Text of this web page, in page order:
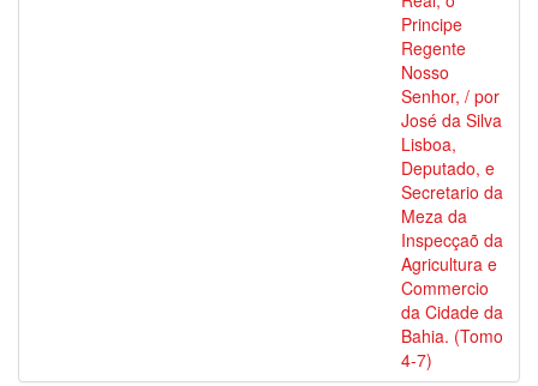
Principe
Regente
Nosso
Senhor, / por
José da Silva
Lisboa,
Deputado, e
Secretario da
Meza da
Inspecçaõ da
Agricultura e
Commercio
da Cidade da
Bahia. (Tomo
4-7)